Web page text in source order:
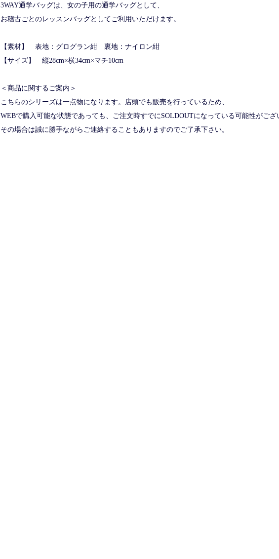
3WAY通学バッグは、女の子用の通学バッグとして、
お稽古ごとのレッスンバッグとしてご利用いただけます。
【素材】 表地：グログラン紺 裏地：ナイロン紺
【サイズ】 縦28cm×横34cm×マチ10cm
＜商品に関するご案内＞
こちらのシリーズは一点物になります。店頭でも販売を行っているため、
WEBで購入可能な状態であっても、ご注文時すでにSOLDOUTになっている可能性がござ
その場合は誠に勝手ながらご連絡することもありますのでご了承下さい。